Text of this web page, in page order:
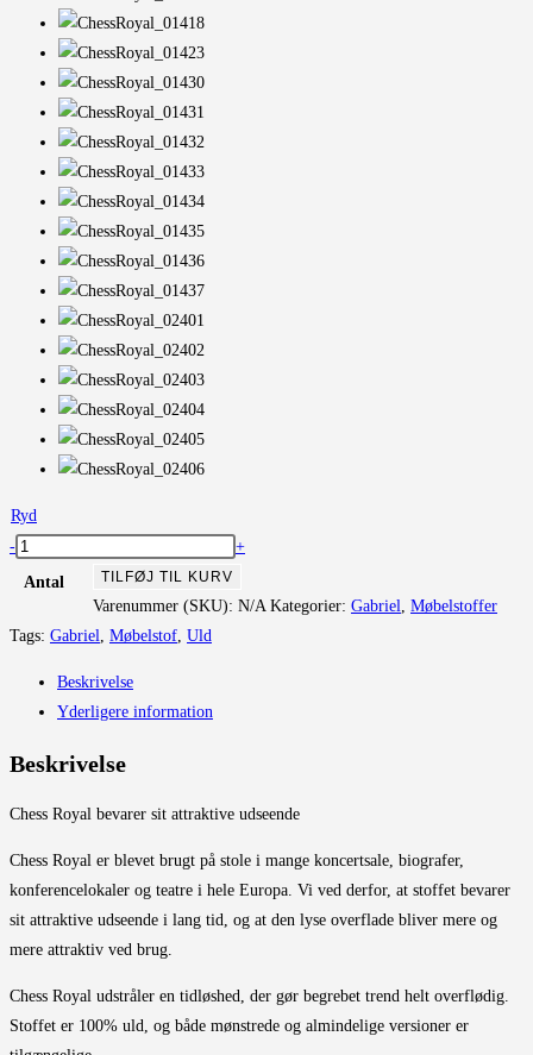
Ryd
Chess
Royal
-
+
Antal
TILFØJ TIL KURV
Varenummer (SKU): N/A Kategorier: Gabriel
Møbelstoffer
Tags: Gabriel Møbelstof Uld
Beskrivelse
Yderligere information
Beskrivelse
Chess Royal bevarer sit attraktive udseende
Chess Royal er blevet brugt på stole i mange koncertsale, biografer,
konferencelokaler og teatre i hele Europa. Vi ved derfor, at stoffet bevarer
sit attraktive udseende i lang tid, og at den lyse overflade bliver mere og
mere attraktiv ved brug.
Chess Royal udstråler en tidløshed, der gør begrebet trend helt overflødig.
Stoffet er 100% uld, og både mønstrede og almindelige versioner er